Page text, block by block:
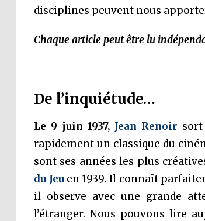
disciplines peuvent nous
Chaque article peut être lu
De l’inquiétude…
Le 9 juin 1937, Jean Renoir
rapidement un classique du
sont ses années les plus
du Jeuen 1939. Il connaît
il observe avec une grande
l’étranger. Nous pouvons lire